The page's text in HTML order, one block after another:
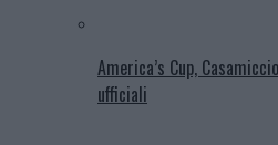
America’s Cup,
ufficiali